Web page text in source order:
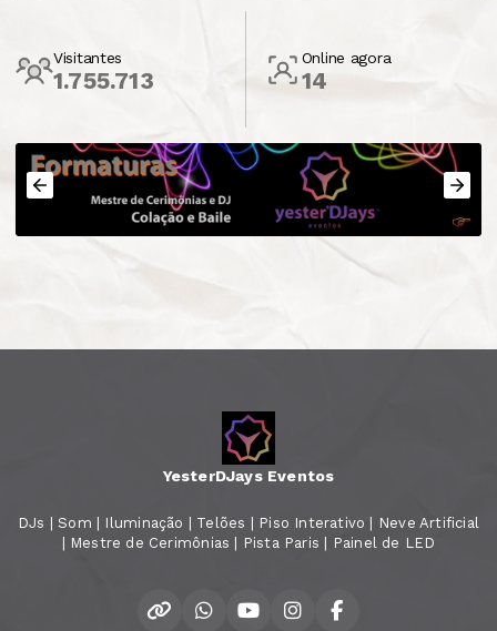
Visitantes
1.755.713
Online agora
14
YesterDJays Eventos
DJs | Som | Iluminação | Telões | Piso Interativo | Neve Artificial
| Mestre de Cerimônias | Pista Paris | Painel de LED